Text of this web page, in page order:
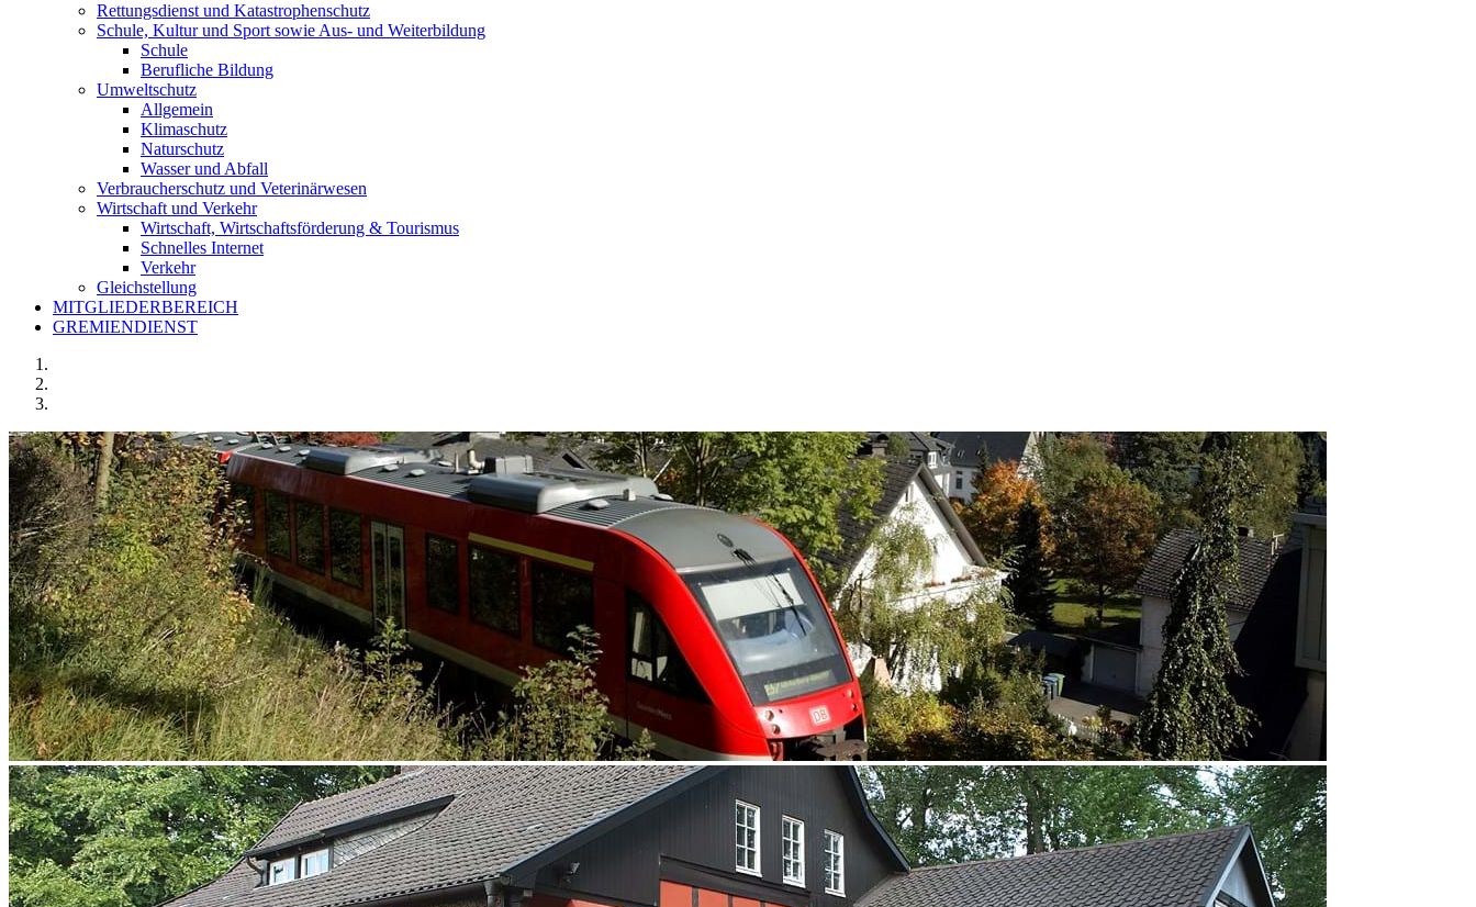
Rettungsdienst und Katastrophenschutz
Schule, Kultur und Sport sowie Aus- und Weiterbildung
Schule
Berufliche Bildung
Umweltschutz
Allgemein
Klimaschutz
Naturschutz
Wasser und Abfall
Verbraucherschutz und Veterinärwesen
Wirtschaft und Verkehr
Wirtschaft, Wirtschaftsförderung & Tourismus
Schnelles Internet
Verkehr
Gleichstellung
MITGLIEDERBEREICH
GREMIENDIENST